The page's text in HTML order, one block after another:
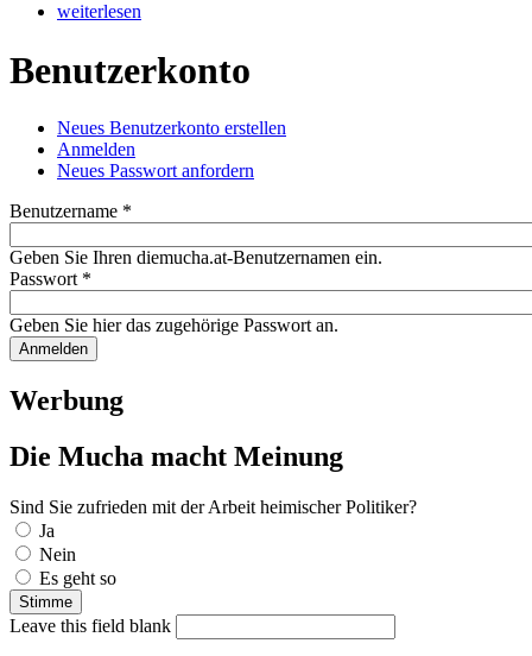
weiterlesen
Benutzerkonto
Haupt-Reiter
Neues Benutzerkonto erstellen
Anmelden
Neues Passwort anfordern
Benutzername *
Geben Sie Ihren diemucha.at-Benutzernamen ein.
Passwort *
Geben Sie hier das zugehörige Passwort an.
Werbung
Die Mucha macht Meinung
Sind Sie zufrieden mit der Arbeit heimischer Politiker?
Auswahlmöglichkeiten
Ja
Nein
Es geht so
Leave this field blank